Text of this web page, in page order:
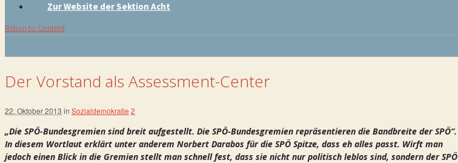
Zur Website der Sektion Acht
Return to Content
Der Vorstand als Assessment-Center
22. Oktober 2013 in Sozialdemokratie 2
„Die SPÖ-Bundesgremien sind breit aufgestellt. Die SPÖ-Bundesgremien repräsentieren die Bandbreite der SPÖ“.
In diesem Wortlaut erklärt unter anderem Norbert Darabos für die SPÖ Spitze, dass eh alles passt. Wirft man
jedoch einen Blick in die Gremien stellt man schnell fest, dass sie nicht nur politisch leblos sind, sondern der SPÖ